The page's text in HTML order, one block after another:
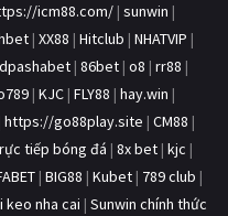
icm88.com/ | sunwin |
| XX88 | Hitclub | NHATVIP |
| 86bet | o8 | rr88 |
| KJC | FLY88 | hay.win |
https://go88play.site | CM88 |
tiếp bóng đá | 8x bet | kjc |
| BIG88 | Kubet | 789 club |
keo nha cai | Sunwin chính thức